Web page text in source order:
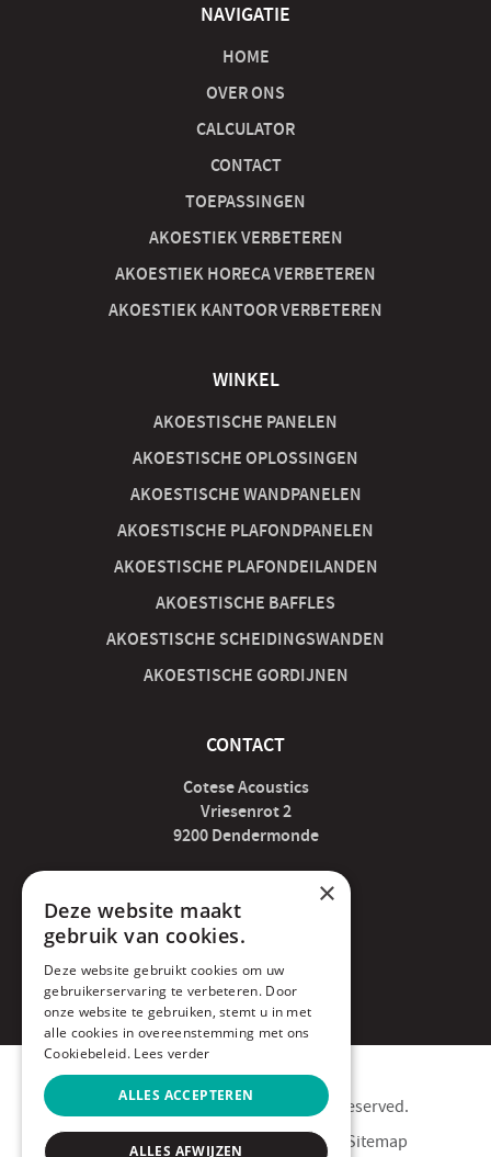
NAVIGATIE
HOME
OVER ONS
CALCULATOR
CONTACT
TOEPASSINGEN
AKOESTIEK VERBETEREN
AKOESTIEK HORECA VERBETEREN
AKOESTIEK KANTOOR VERBETEREN
WINKEL
AKOESTISCHE PANELEN
AKOESTISCHE OPLOSSINGEN
AKOESTISCHE WANDPANELEN
AKOESTISCHE PLAFONDPANELEN
AKOESTISCHE PLAFONDEILANDEN
AKOESTISCHE BAFFLES
AKOESTISCHE SCHEIDINGSWANDEN
AKOESTISCHE GORDIJNEN
CONTACT
Cotese Acoustics
Vriesenrot 2
9200 Dendermonde
acoustics@cotese.be
052 89 07 04
BE0676.466.320
Copyright © 2020 Cotese. All rights reserved.
Privacy Policy
Cookie Policy Sitemap
×
Deze website maakt
gebruik van cookies.
Deze website gebruikt cookies om uw
gebruikerservaring te verbeteren. Door
onze website te gebruiken, stemt u in met
alle cookies in overeenstemming met ons
Cookiebeleid. Lees verder
ALLES ACCEPTEREN
ALLES AFWIJZEN